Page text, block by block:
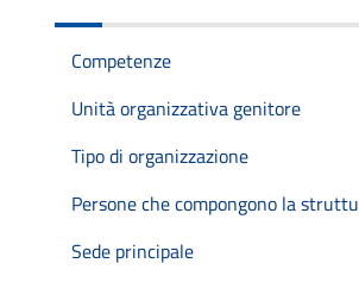
Competenze
Unità organizzativa genitore
Tipo di organizzazione
Persone che compongono la
Sede principale